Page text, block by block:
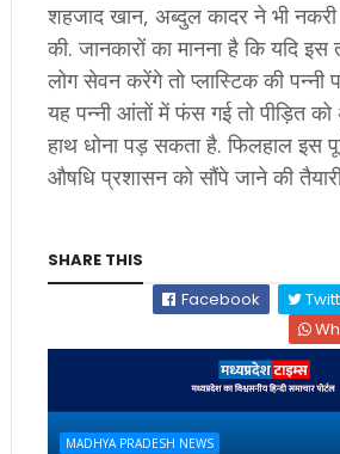
शहजाद खान, अब्दुल कादर ने भी
की. जानकारों का मानना है कि यदि
लोग सेवन करेंगे तो प्लास्टिक की पन्नी
यह पन्नी आंतों में फंस गई तो पीड़ित
हाथ धोना पड़ सकता है. फिलहाल इस
औषधि प्रशासन को सौंपे जाने की
SHARE THIS
Facebook
MADHYA PRADESH NEWS